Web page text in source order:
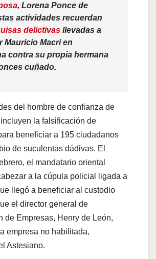
, Lorena Ponce de
actividades recuerdan
delictivas llevadas a
Mauricio Macri en
contra su propia hermana
cuñado.
del hombre de confianza de
la falsificación de
beneficiar a 195 ciudadanos
de suculentas dádivas. El
el mandatario oriental
a la cúpula policial ligada a
llegó a beneficiar al custodio
el director general de
de Empresas, Henry de León,
empresa no habilitada,
Astesiano.